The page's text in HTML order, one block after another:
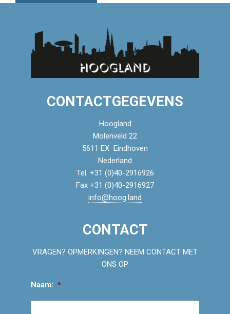
CONTACTGEGEVENS
Hoogland
Molenveld 22
5611 EX Eindhoven
Nederland
Tel. +31 (0)40-2916926
Fax +31 (0)40-2916927
info@hoog.land
CONTACT
VRAGEN? OPMERKINGEN? NEEM CONTACT MET
ONS OP.
Naam: *